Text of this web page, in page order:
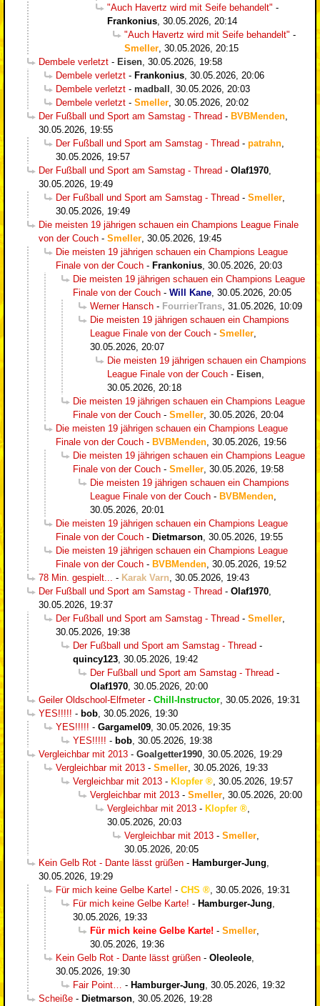
"Auch Havertz wird mit Seife behandelt" -
Frankonius 30.05.2026, 20:14
"Auch Havertz wird mit Seife behandelt" -
Smeller 30.05.2026, 20:15
Dembele verletzt - Eisen 30.05.2026, 19:58
Dembele verletzt - Frankonius 30.05.2026, 20:06
Dembele verletzt - madball
30.05.2026, 20:03
Dembele verletzt - Smeller 30.05.2026, 20:02
Der Fußball und Sport am Samstag - Thread - BVBMenden
30.05.2026, 19:55
Der Fußball und Sport am Samstag - Thread - patrahn
30.05.2026, 19:57
Der Fußball und Sport am Samstag - Thread - Olaf1970
30.05.2026, 19:49
Der Fußball und Sport am Samstag - Thread - Smeller
30.05.2026, 19:49
Die meisten 19 jährigen schauen ein Champions League Finale
von der Couch - Smeller 30.05.2026, 19:45
Die meisten 19 jährigen schauen ein Champions League
Finale von der Couch - Frankonius 30.05.2026, 20:03
Die meisten 19 jährigen schauen ein Champions League
Finale von der Couch - Will Kane 30.05.2026, 20:05
Werner Hansch - FourrierTrans 31.05.2026, 10:09
Die meisten 19 jährigen schauen ein Champions
League Finale von der Couch - Smeller
30.05.2026, 20:07
Die meisten 19 jährigen schauen ein Champions
League Finale von der Couch - Eisen
30.05.2026, 20:18
Die meisten 19 jährigen schauen ein Champions League
Finale von der Couch - Smeller 30.05.2026, 20:04
Die meisten 19 jährigen schauen ein Champions League
Finale von der Couch - BVBMenden 30.05.2026, 19:56
Die meisten 19 jährigen schauen ein Champions League
Finale von der Couch - Smeller 30.05.2026, 19:58
Die meisten 19 jährigen schauen ein Champions
League Finale von der Couch - BVBMenden
30.05.2026, 20:01
Die meisten 19 jährigen schauen ein Champions League
Finale von der Couch - Dietmarson 30.05.2026, 19:55
Die meisten 19 jährigen schauen ein Champions League
Finale von der Couch - BVBMenden 30.05.2026, 19:52
78 Min. gespielt...
- Karak Varn 30.05.2026, 19:43
Der Fußball und Sport am Samstag - Thread - Olaf1970
30.05.2026, 19:37
Der Fußball und Sport am Samstag - Thread - Smeller
30.05.2026, 19:38
Der Fußball und Sport am Samstag - Thread -
quincy123 30.05.2026, 19:42
Der Fußball und Sport am Samstag - Thread -
Olaf1970 30.05.2026, 20:00
Geiler Oldschool-Elfmeter- Chill-Instructor 30.05.2026, 19:31
YES!!!!! - bob 30.05.2026, 19:30
YES!!!!! - Gargamel09 30.05.2026, 19:35
YES!!!!! - bob 30.05.2026, 19:38
Vergleichbar mit 2013 - Goalgetter1990 30.05.2026, 19:29
Vergleichbar mit 2013 - Smeller 30.05.2026, 19:33
Vergleichbar mit 2013 - Klopfer
30.05.2026, 19:57
Vergleichbar mit 2013 - Smeller 30.05.2026, 20:00
Vergleichbar mit 2013 - Klopfer
30.05.2026, 20:03
Vergleichbar mit 2013 - Smeller
30.05.2026, 20:05
Kein Gelb Rot - Dante lässt grüßen - Hamburger-Jung
30.05.2026, 19:29
Für mich keine Gelbe Karte! - CHS
30.05.2026, 19:31
Für mich keine Gelbe Karte! - Hamburger-Jung
30.05.2026, 19:33
Für mich keine Gelbe Karte! - Smeller
30.05.2026, 19:36
Kein Gelb Rot - Dante lässt grüßen - Oleoleole
30.05.2026, 19:30
Fair Point…
- Hamburger-Jung 30.05.2026, 19:32
Scheiße - Dietmarson 30.05.2026, 19:28